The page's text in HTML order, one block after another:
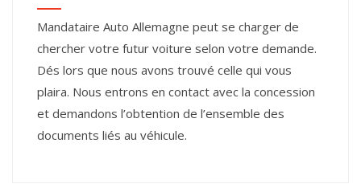
Mandataire Auto Allemagne peut se charger de
chercher votre futur voiture selon votre demande.
Dés lors que nous avons trouvé celle qui vous
plaira. Nous entrons en contact avec la concession
et demandons l’obtention de l’ensemble des
documents liés au véhicule.